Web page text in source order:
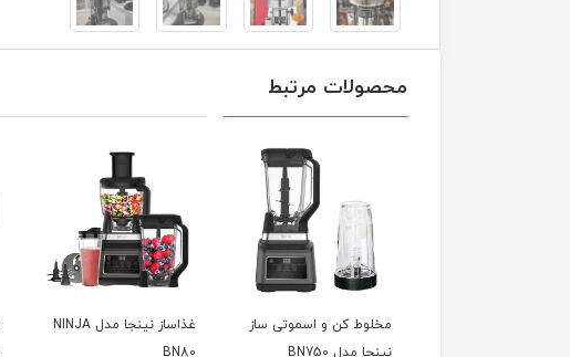
محصولات مرتبط
غذاساز نینجا مدل NINJA
BN80
غذاساز فیلیپس مدل
HR7510